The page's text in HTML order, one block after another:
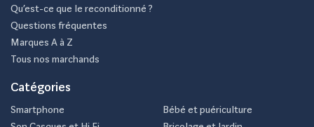
Qu’est-ce que le reconditionné ?
Questions fréquentes
Marques A à Z
Tous nos marchands
Catégories
Smartphone
Bébé et puériculture